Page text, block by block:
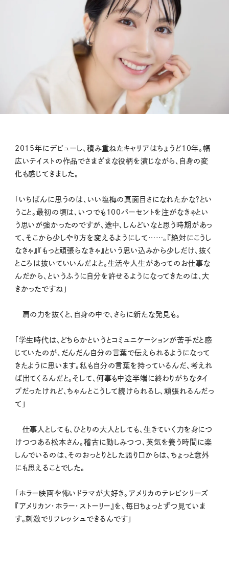
2015年にデビューし、積み重ねたキャリアはちょうど10年。幅
広いテイストの作品でさまざまな役柄を演じながら、自身の変
化も感じてきました。
「いちばんに思うのは、いい塩梅の真面目さになれたかな？とい
うこと。最初の頃は、いつでも100パーセントを注がなきゃとい
う思いが強かったのですが、途中、しんどいなと思う時期があっ
て、そこから少しやり方を変えるようにして……。『絶対にこうし
なきゃ』『もっと頑張らなきゃ』という思い込みから少しだけ、抜く
ところは抜いていいんだよと。生活や人生があってのお仕事な
んだから、というふうに自分を許せるようになってきたのは、大
きかったですね」
肩の力を抜くと、自身の中で、さらに新たな発見も。
「学生時代は、どちらかというとコミュニケーションが苦手だと感
じていたのが、だんだん自分の言葉で伝えられるようになって
きたように思います。私も自分の言葉を持っているんだ、考えれ
ば出てくるんだと。そして、何事も中途半端に終わりがちなタイ
プだったけれど、ちゃんとこうして続けられるし、頑張れるんだっ
て」
仕事人としても、ひとりの大人としても、生きていく力を身につ
けつつある松本さん。稽古に勤しみつつ、英気を養う時間に楽
しんでいるのは、そのおっとりとした語り口からは、ちょっと意外
にも思えることでした。
「ホラー映画や怖いドラマが大好き。アメリカのテレビシリーズ
『アメリカン・ホラー・ストーリー』を、毎日ちょっとずつ見ていま
す。刺激でリフレッシュできるんです」